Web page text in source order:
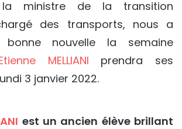
ministre de la transition
des transports, nous a
nouvelle la semaine
MELLIANI prendra ses
3 janvier 2022.
est un ancien élève brillant